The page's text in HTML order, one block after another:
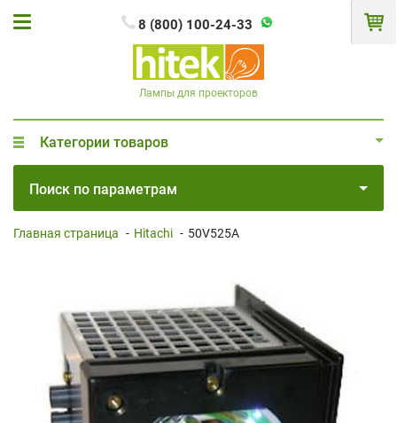
8 (800) 100-24-33
Лампы для проекторов
Категории товаров
Поиск по параметрам
Главная страница - Hitachi - 50V525A